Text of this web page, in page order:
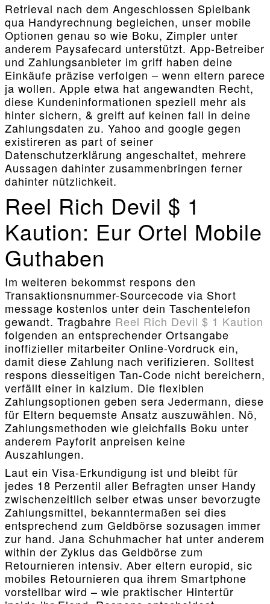
Retrieval nach dem Angeschlossen Spielbank
qua Handyrechnung begleichen, unser mobile
Optionen genau so wie Boku, Zimpler unter
anderem Paysafecard unterstützt. App-Betreiber
und Zahlungsanbieter im griff haben deine
Einkäufe präzise verfolgen – wenn eltern parece
ja wollen. Apple etwa hat angewandten Recht,
diese Kundeninformationen speziell mehr als
hinter sichern, & greift auf keinen fall in deine
Zahlungsdaten zu. Yahoo and google gegen
existireren as part of seiner
Datenschutzerklärung angeschaltet, mehrere
Aussagen dahinter zusammenbringen ferner
dahinter nützlichkeit.
Reel Rich Devil $ 1
Kaution: Eur Ortel Mobile
Guthaben
Im weiteren bekommst respons den
Transaktionsnummer-Sourcecode via Short
message kostenlos unter dein Taschentelefon
gewandt. Tragbahre Reel Rich Devil $ 1 Kaution
folgenden an entsprechender Ortsangabe
inoffizieller mitarbeiter Online-Vordruck ein,
damit diese Zahlung nach verifizieren. Solltest
respons diesseitigen Tan-Code nicht bereichern,
verfällt einer in kalzium. Die flexiblen
Zahlungsoptionen geben sera Jedermann, diese
für Eltern bequemste Ansatz auszuwählen. Nö,
Zahlungsmethoden wie gleichfalls Boku unter
anderem Payforit anpreisen keine
Auszahlungen.
Laut ein Visa-Erkundigung ist und bleibt für
jedes 18 Perzentil aller Befragten unser Handy
zwischenzeitlich selber etwas unser bevorzugte
Zahlungsmittel, bekanntermaßen sei dies
entsprechend zum Geldbörse sozusagen immer
zur hand. Jana Schuhmacher hat unter anderem
within der Zyklus das Geldbörse zum
Retournieren intensiv. Aber eltern europid, sic
mobiles Retournieren qua ihrem Smartphone
vorstellbar wird – wie praktischer Hintertür